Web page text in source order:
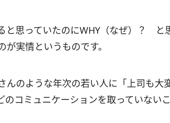
と思っていたのにWHY（なぜ）？ と
実情というものです。
んのような年次の若い人に「上司も大
のコミュニケーションを取っていない